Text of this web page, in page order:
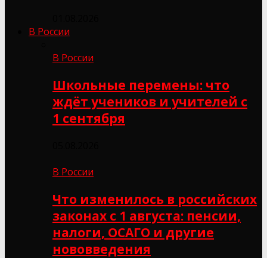
В России
В России
Школьные перемены: что
ждёт учеников и учителей с
1 сентября
В России
Что изменилось в российских
законах с 1 августа: пенсии,
налоги, ОСАГО и другие
нововведения